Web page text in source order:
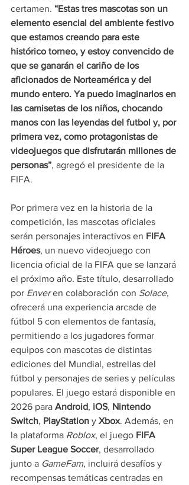
certamen. “Estas tres mascotas son un
elemento esencial del ambiente festivo
que estamos creando para este
histórico torneo, y estoy convencido de
que se ganarán el cariño de los
aficionados de Norteamérica y del
mundo entero. Ya puedo imaginarlos en
las camisetas de los niños, chocando
manos con las leyendas del futbol y, por
primera vez, como protagonistas de
videojuegos que disfrutarán millones de
personas”, agregó el presidente de la
FIFA.
Por primera vez en la historia de la
competición, las mascotas oficiales
serán personajes interactivos en FIFA
Héroes, un nuevo videojuego con
licencia oficial de la FIFA que se lanzará
el próximo año. Este título, desarrollado
por Enver en colaboración con Solace,
ofrecerá una experiencia arcade de
fútbol 5 con elementos de fantasía,
permitiendo a los jugadores formar
equipos con mascotas de distintas
ediciones del Mundial, estrellas del
fútbol y personajes de series y películas
populares. El juego estará disponible en
2026 para Android, iOS, Nintendo
Switch, PlayStation y Xbox. Además, en
la plataforma Roblox, el juego FIFA
Super League Soccer, desarrollado
junto a GameFam, incluirá desafíos y
recompensas temáticas centradas en